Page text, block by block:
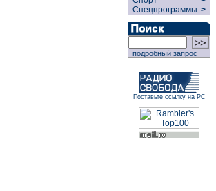
Спецпрограммы >
подробный запрос
Поставьте ссылку на РС